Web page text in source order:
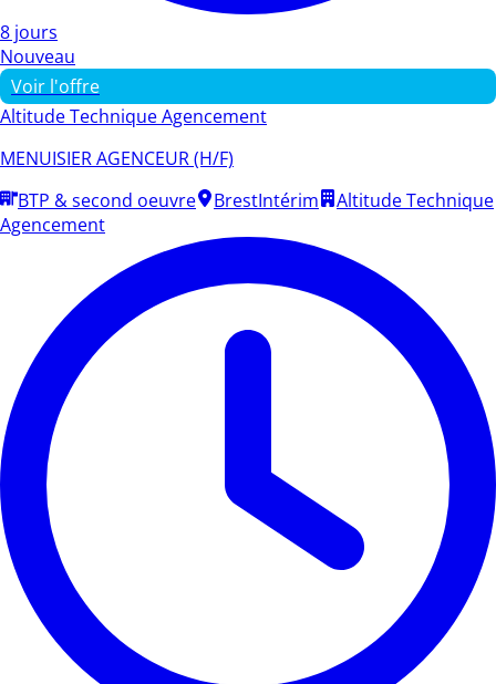
8 jours
Nouveau
Voir l'offre
Altitude Technique Agencement
MENUISIER AGENCEUR (H/F)
BTP & second oeuvre
BrestIntérim
Altitude Technique
Agencement